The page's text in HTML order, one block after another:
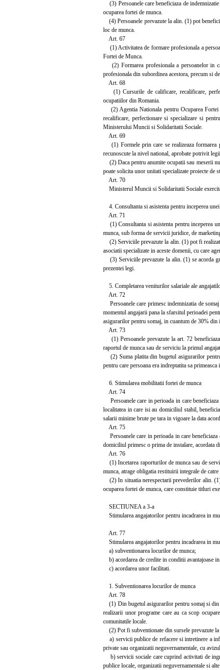
(3) Persoanele care beneficiaza de
ocuparea fortei de munca.
(4) Persoanele prevazute la alin. (1) pot
loc de munca.
Art. 67
(1) Activitatea de formare profesionala a
Fortei de Munca.
(2) Formarea profesionala a persoanelor in
profesionala din subordinea acestora, precum si
Art. 68
(1) Cursurile de calificare, recalificare,
ocupatiilor din Romania.
(2) Agentia Nationala pentru Ocuparea Fortei
recalificare, perfectionare si specializare si
Ministerului Muncii si Solidaritatii Sociale.
Art. 69
(1) Formele prin care se realizeaza formarea
recunoscute la nivel national, aprobate potrivit
(2) Daca pentru anumite ocupatii sau meserii
poate solicita unor unitati specializate proiecte de
Art. 70
Ministerul Muncii si Solidaritatii Sociale
4. Consultanta si asistenta pentru inceperea
Art. 71
(1) Consultanta si asistenta pentru inceperea
munca, sub forma de servicii juridice, de
(2) Serviciile prevazute la alin. (1) pot fi
asociatii specializate in aceste domenii, cu care
(3) Serviciile prevazute la alin. (1) se acorda
prezentei legi.
5. Completarea veniturilor salariale ale
Art. 72
Persoanele care primesc indemnizatia de
momentul angajarii pana la sfarsitul perioadei
asigurarilor pentru somaj, in cuantum de 30%
Art. 73
(1) Persoanele prevazute la art. 72
raportul de munca sau de serviciu la primul
(2) Suma platita din bugetul asigurarilor
pentru care persoana era indreptatita sa
6. Stimularea mobilitatii fortei de munca
Art. 74
Persoanele care in perioada in care
localitatea in care isi au domiciliul stabil,
salarii minime brute pe tara in vigoare la data
Art. 75
Persoanele care in perioada in care
domiciliul primesc o prima de instalare, acordata
Art. 76
(1) Incetarea raporturilor de munca sau de
munca, atrage obligatia restituirii integrale de
(2) In situatia nerespectarii prevederilor alin.
ocuparea fortei de munca, care constituie titluri
SECTIUNEA a 3-a
Stimularea angajatorilor pentru incadrarea in
Art. 77
Stimularea angajatorilor pentru incadrarea in
a) subventionarea locurilor de munca;
b) acordarea de credite in conditii avantajoase
c) acordarea unor facilitati.
1. Subventionarea locurilor de munca
Art. 78
(1) Din bugetul asigurarilor pentru somaj si din
realizarii unor programe care au ca scop
comunitatile locale.
(2) Pot fi subventionate din sursele prevazute
a) servicii publice de refacere si intretinere a
private sau organizatii neguvernamentale, cu
b) servicii sociale care cuprind activitati de
publice locale, organizatii neguvernamentale si